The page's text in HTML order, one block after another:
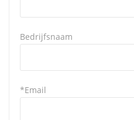
Bedrijfsnaam
*Email